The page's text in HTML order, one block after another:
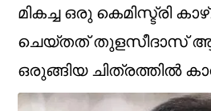
മികച്ച ഒരു കെമിസ്ട്രി
ചെയ്തത് തുളസീദാസ്
ഒരുങ്ങിയ ചിത്രത്തിൽ